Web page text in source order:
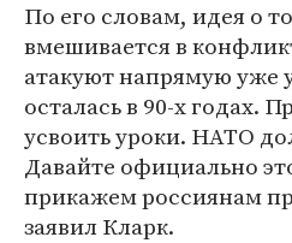
По его словам, идея о
вмешивается в
атакуют напрямую уже
осталась в 90-х годах.
усвоить уроки. НАТО
Давайте официально
прикажем россиянам
заявил Кларк.